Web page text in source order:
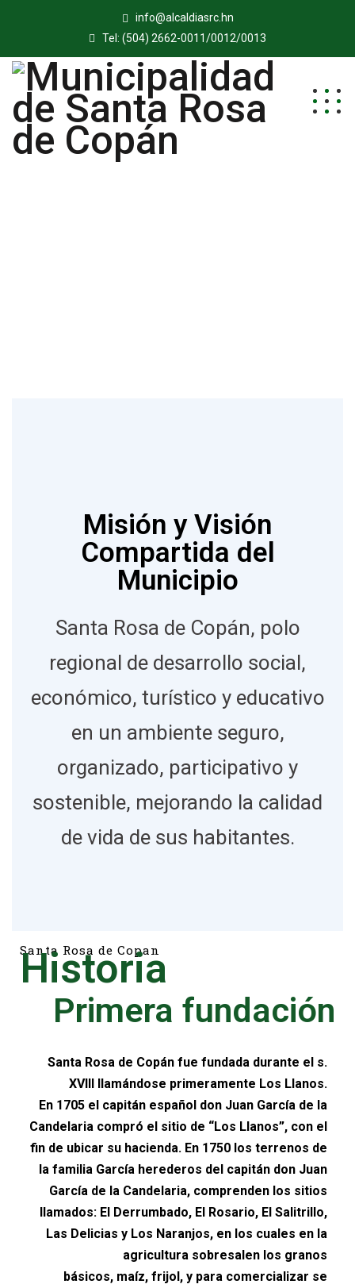
info@alcaldiasrc.hn
Tel: (504) 2662-0011/0012/0013
Misión y Visión
Compartida del
Municipio
Santa Rosa de Copán, polo
regional de desarrollo social,
económico, turístico y educativo
en un ambiente seguro,
organizado, participativo y
sostenible, mejorando la calidad
de vida de sus habitantes.
Santa Rosa de Copan
Historia
Primera fundación
Santa Rosa de Copán fue fundada durante el s.
XVIII llamándose primeramente Los Llanos.
En 1705 el capitán español don Juan García de la
Candelaria compró el sitio de “Los Llanos”, con el
fin de ubicar su hacienda. En 1750 los terrenos de
la familia García herederos del capitán don Juan
García de la Candelaria, comprenden los sitios
llamados: El Derrumbado, El Rosario, El Salitrillo,
Las Delicias y Los Naranjos, en los cuales en la
agricultura sobresalen los granos
básicos, maíz, frijol, y para comercializar se